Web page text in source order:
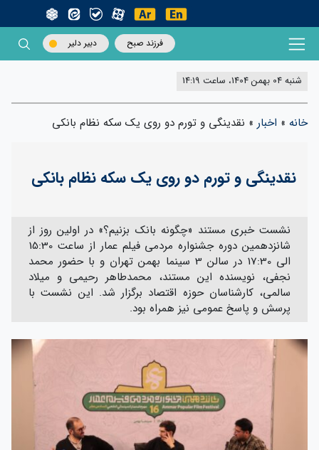
فرزند صبح دبیر دلیر
شنبه 04 بهمن 1404، ساعت 14:19
خانه » اخبار » نقدینگی و تورم دو روی یک سکه نظام بانکی
نقدینگی و تورم دو روی یک سکه نظام بانکی
نشست خبری مستند «چگونه بانک بزنیم؟» در اولین ‌روز از
شانزدهمین دوره جشنواره مردمی فیلم عمار از ساعت 15:30
الی 17:30 در سالن 3 سینما بهمن تهران و با حضور محمد
نجفی، نویسنده این مستند، محمدطاهر رحیمی و میلاد
سالمی، کارشناسان حوزه اقتصاد برگزار شد. این نشست با
پرسش و پاسخ عمومی نیز همراه بود.